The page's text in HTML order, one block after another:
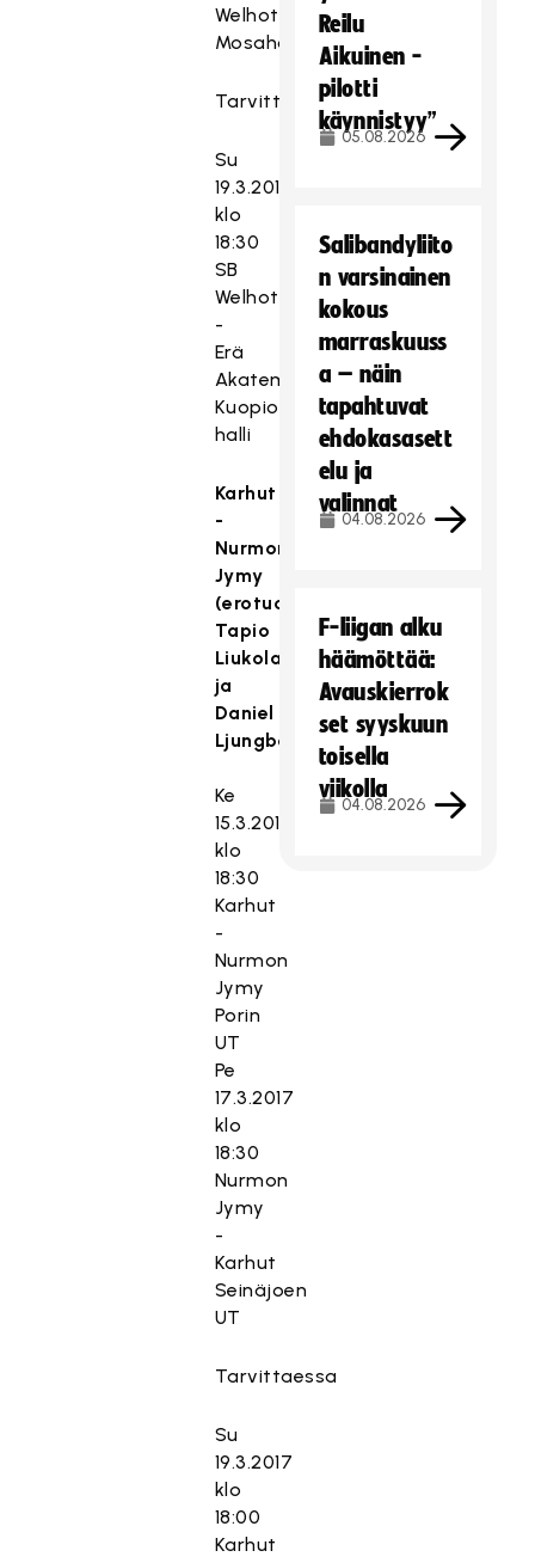
Welhot
Mosahalli
Tarvittaessa
Su
19.3.2017
klo
18:30
SB
Welhot
-
Erä
Akatemia
Kuopio-
halli
Karhut
-
Nurmon
Jymy
(erotuomarit
Tapio
Liukolampi
ja
Daniel
Ljungberg)
Ke
15.3.2017
klo
18:30
Karhut
-
Nurmon
Jymy
Porin
UT
Pe
17.3.2017
klo
18:30
Nurmon
Jymy
-
Karhut
Seinäjoen
UT
Tarvittaessa
Su
19.3.2017
klo
18:00
Karhut
Reilu
Aikuinen -
pilotti
käynnistyy”
05.08.2026
Salibandyliito
n varsinainen
kokous
marraskuuss
a – näin
tapahtuvat
ehdokasasett
elu ja
valinnat
04.08.2026
F-liigan alku
häämöttää:
Avauskierrok
set syyskuun
toisella
viikolla
04.08.2026